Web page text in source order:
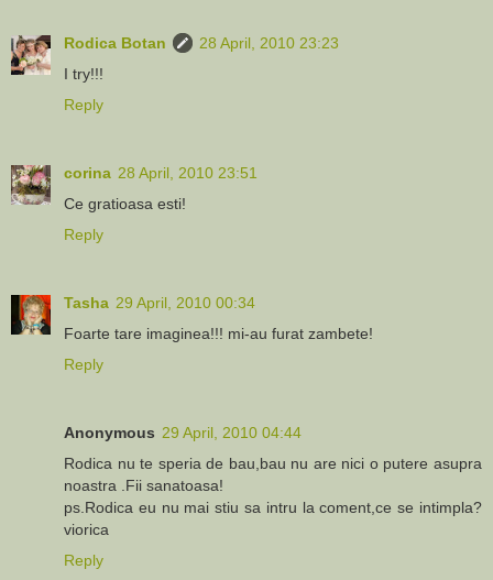
Rodica Botan
28 April, 2010 23:23
I try!!!
Reply
corina 28 April, 2010 23:51
Ce gratioasa esti!
Reply
Tasha 29 April, 2010 00:34
Foarte tare imaginea!!! mi-au furat zambete!
Reply
Anonymous 29 April, 2010 04:44
Rodica nu te speria de bau,bau nu are nici o putere asupra
noastra .Fii sanatoasa!
ps.Rodica eu nu mai stiu sa intru la coment,ce se intimpla?
viorica
Reply